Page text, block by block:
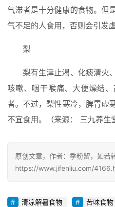
气滞者是十分健康的食物。但
气不足的人食用，否则会引发虚
梨
梨有生津止渴、化痰清火
咳嗽、咽干喉痛、大便燥结
者。不过，梨性寒冷，脾胃虚
不宜食用。（来源： 三九养生
原创文章，作者：季粉留，如若
https://www.jifenliu.com/
清凉解暑食物 苦味食物